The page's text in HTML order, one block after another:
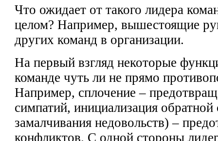
Что ожидает от такого лидера
целом? Например, вышестоящие
других команд в организации.
На первый взгляд некоторые
команде чуть ли не прямо
Например, сплочение –
симпатий, инициализация обратной
замалчивания недовольств) –
конфликтов. С одной стороны